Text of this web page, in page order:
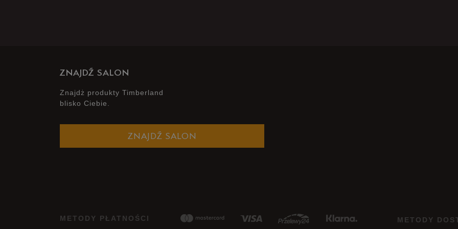
ZNAJDŹ SALON
Znajdż produkty Timberland
blisko Ciebie.
ZNAJDŹ SALON
METODY PŁATNOŚCI METODY